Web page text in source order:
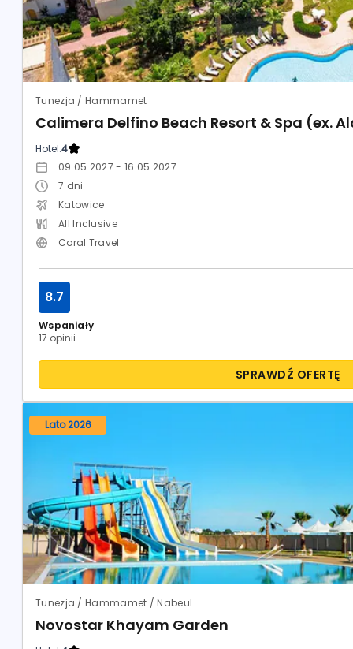
Tunezja / Hammamet
Calimera Delfino Beach Resort & Spa (ex.
Hotel:4
09.05.2027 - 16.05.2027
7 dni
Katowice
All Inclusive
Coral Travel
Wspaniały
17 opinii
8.7
SPRAWDŹ OFERTĘ
Lato 2026
Tunezja / Hammamet / Nabeul
Novostar Khayam Garden